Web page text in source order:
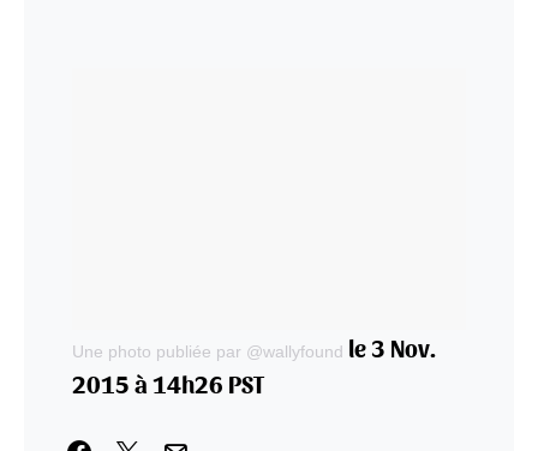
Une photo publiée par @wallyfound le 3 Nov.
2015 à 14h26 PST